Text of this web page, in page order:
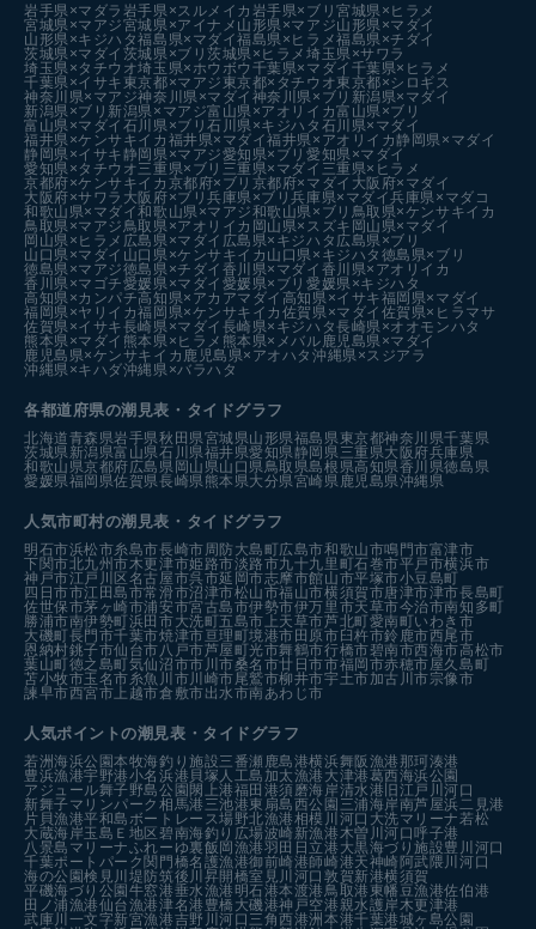
岩手県×マダラ 岩手県×スルメイカ 岩手県×ブリ宮城県×ヒラメ
宮城県×マアジ宮城県×アイナメ 山形県×マアジ山形県×マダイ
山形県×キジハタ福島県×マダイ福島県×ヒラメ福島県×チダイ
茨城県×マダイ 茨城県×ブリ茨城県×ヒラメ埼玉県×サワラ
埼玉県×タチウオ埼玉県×ホウボウ 千葉県×マダイ 千葉県×ヒラメ
千葉県×イサキ 東京都×マアジ 東京都×タチウオ東京都×シロギス
神奈川県×マアジ神奈川県×マダイ 神奈川県×ブリ 新潟県×マダイ
新潟県×ブリ 新潟県×マアジ富山県×アオリイカ富山県×ブリ
富山県×マダイ 石川県×ブリ石川県×キジハタ 石川県×マダイ
福井県×ケンサキイカ 福井県×マダイ福井県×アオリイカ静岡県×マダイ
静岡県×イサキ静岡県×マアジ愛知県×ブリ愛知県×マダイ
愛知県×タチウオ三重県×ブリ 三重県×マダイ 三重県×ヒラメ
京都府×ケンサキイカ 京都府×ブリ 京都府×マダイ 大阪府×マダイ
大阪府×サワラ 大阪府×ブリ兵庫県×ブリ兵庫県×マダイ兵庫県×マダコ
和歌山県×マダイ和歌山県×マアジ和歌山県×ブリ 鳥取県×ケンサキイカ
鳥取県×マアジ鳥取県×アオリイカ 岡山県×スズキ 岡山県×マダイ
岡山県×ヒラメ 広島県×マダイ 広島県×キジハタ 広島県×ブリ
山口県×マダイ 山口県×ケンサキイカ 山口県×キジハタ 徳島県×ブリ
徳島県×マアジ徳島県×チダイ 香川県×マダイ 香川県×アオリイカ
香川県×マゴチ愛媛県×マダイ 愛媛県×ブリ愛媛県×キジハタ
高知県×カンパチ高知県×アカアマダイ 高知県×イサキ福岡県×マダイ
福岡県×ヤリイカ福岡県×ケンサキイカ 佐賀県×マダイ 佐賀県×ヒラマサ
佐賀県×イサキ長崎県×マダイ 長崎県×キジハタ長崎県×オオモンハタ
熊本県×マダイ 熊本県×ヒラメ 熊本県×メバル鹿児島県×マダイ
鹿児島県×ケンサキイカ 鹿児島県×アオハタ沖縄県×スジアラ
沖縄県×キハダ沖縄県×バラハタ
各都道府県の潮見表 ・タイドグラフ
北海道青森県岩手県秋田県宮城県山形県福島県東京都神奈川県千葉県
茨城県新潟県富山県石川県福井県愛知県静岡県三重県大阪府兵庫県
和歌山県京都府広島県岡山県山口県鳥取県島根県高知県香川県徳島県
愛媛県福岡県佐賀県長崎県熊本県大分県宮崎県鹿児島県沖縄県
人気市町村の潮見表・タイドグラフ
明石市浜松市糸島市長崎市周防大島町広島市和歌山市鳴門市富津市
下関市北九州市木更津市姫路市淡路市九十九里町石巻市平戸市横浜市
神戸市江戸川区名古屋市呉市延岡市志摩市館山市平塚市小豆島町
四日市市江田島市常滑市沼津市松山市福山市横須賀市唐津市津市長島町
佐世保市茅ヶ崎市浦安市宮古島市伊勢市伊万里市天草市今治市南知多町
勝浦市南伊勢町浜田市大洗町五島市 上天草市芦北町愛南町いわき市
大磯町長門市千葉市焼津市亘理町境港市田原市臼杵市鈴鹿市西尾市
恩納村銚子市仙台市八戸市芦屋町光市舞鶴市行橋市碧南市西海市高松市
葉山町徳之島町気仙沼市市川市桑名市廿日市市福岡市赤穂市屋久島町
苫小牧市玉名市糸魚川市川崎市尾鷲市柳井市宇土市加古川市宗像市
諫早市西宮市 上越市倉敷市出水市南あわじ市
人気ポイントの潮見表・タイドグラフ
若洲海浜公園本牧海釣り施設三番瀬 鹿島港横浜舞阪漁港 那珂湊港
豊浜漁港宇野港小名浜港 貝塚人工島 加太漁港 大津港葛西海浜公園
アジュール舞子野島公園閖上港福田港須磨海岸清水港 旧江戸川河口
新舞子マリンパーク 相馬港 三池港東扇島西公園 三浦海岸南芦屋浜二見港
片貝漁港平和島ボートレース場野北漁港相模川河口 大洗マリーナ若松
大蔵海岸玉島Ｅ地区碧南海釣り広場波崎新漁港木曽川河口呼子港
八景島マリーナふれーゆ裏飯岡漁港羽田 日立港 大黒海づり施設豊川河口
千葉ポートパーク関門橋名護漁港御前崎港師崎港天神崎阿武隈川河口
海の公園検見川堤防筑後川昇開橋室見川河口敦賀新港横須賀
平磯海づり公園牛窓港垂水漁港 明石港本渡港鳥取港 東幡豆漁港佐伯港
田ノ浦漁港仙台漁港津名港 豊橋 大磯港神戸空港親水護岸木更津港
武庫川一文字新宮漁港吉野川河口 三角西港洲本港千葉港城ヶ島公園